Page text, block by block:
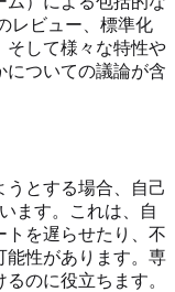
レビュー、標準化
そして様々な特性や
についての議論が含
とする場合、自己
ます。これは、自
トを遅らせたり、不
能性があります。専
のに役立ちます。